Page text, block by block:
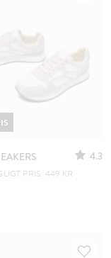
4.3
PRIS: 449 KR